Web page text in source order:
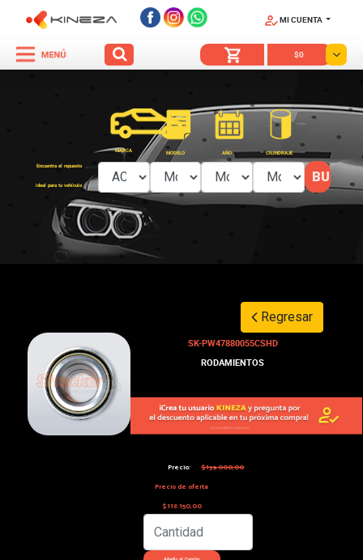
MI CUENTA
$0
Encuentra el repuesto
ideal para tu vehículo
MARCA MODELO AÑO CILINDRAJE
Regresar
SK-PW47880055CSHD
RODAMIENTOS
Precio:
$139.000,00
Precio de oferta
$118.150,00